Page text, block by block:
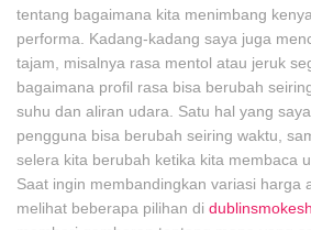
tentang bagaimana kita menimbang
performa. Kadang-kadang saya juga
tajam, misalnya rasa mentol atau jeruk
bagaimana profil rasa bisa berubah
suhu dan aliran udara. Satu hal yang
pengguna bisa berubah seiring waktu,
selera kita berubah ketika kita membaca
Saat ingin membandingkan variasi harga
melihat beberapa pilihan di